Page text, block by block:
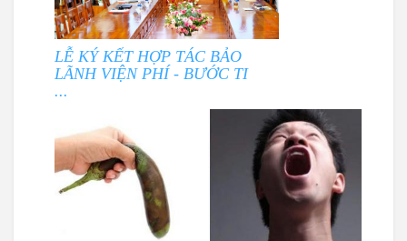
LỄ KÝ KẾT HỢP TÁC BẢO
LÃNH VIỆN PHÍ - BƯỚC TI
...